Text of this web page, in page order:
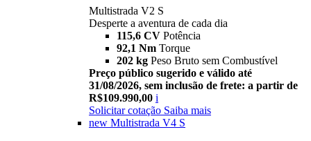
Multistrada V2 S
Desperte a aventura de cada dia
115,6 CV Potência
92,1 Nm Torque
202 kg Peso Bruto sem Combustível
Preço público sugerido e válido até
31/08/2026, sem inclusão de frete: a partir de
R$109.990,00 i
Solicitar cotação Saiba mais
new Multistrada V4 S